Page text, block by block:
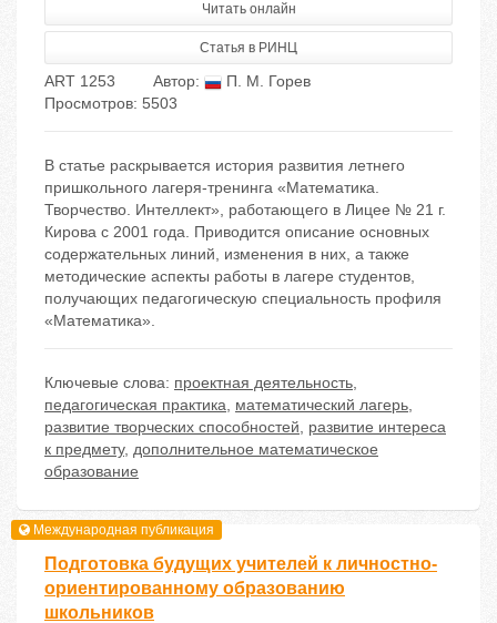
Читать онлайн
Статья в РИНЦ
ART 1253 Автор:
П. М. Горев
Просмотров: 5503
В статье раскрывается история развития летнего
пришкольного лагеря-тренинга «Математика.
Творчество. Интеллект», работающего в Лицее № 21 г.
Кирова с 2001 года. Приводится описание основных
содержательных линий, изменения в них, а также
методические аспекты работы в лагере студентов,
получающих педагогическую специальность профиля
«Математика».
Ключевые слова: проектная деятельность,
педагогическая практика, математический лагерь,
развитие творческих способностей, развитие интереса
к предмету, дополнительное математическое
образование
Международная публикация
Подготовка будущих учителей к личностно-
ориентированному образованию
школьников